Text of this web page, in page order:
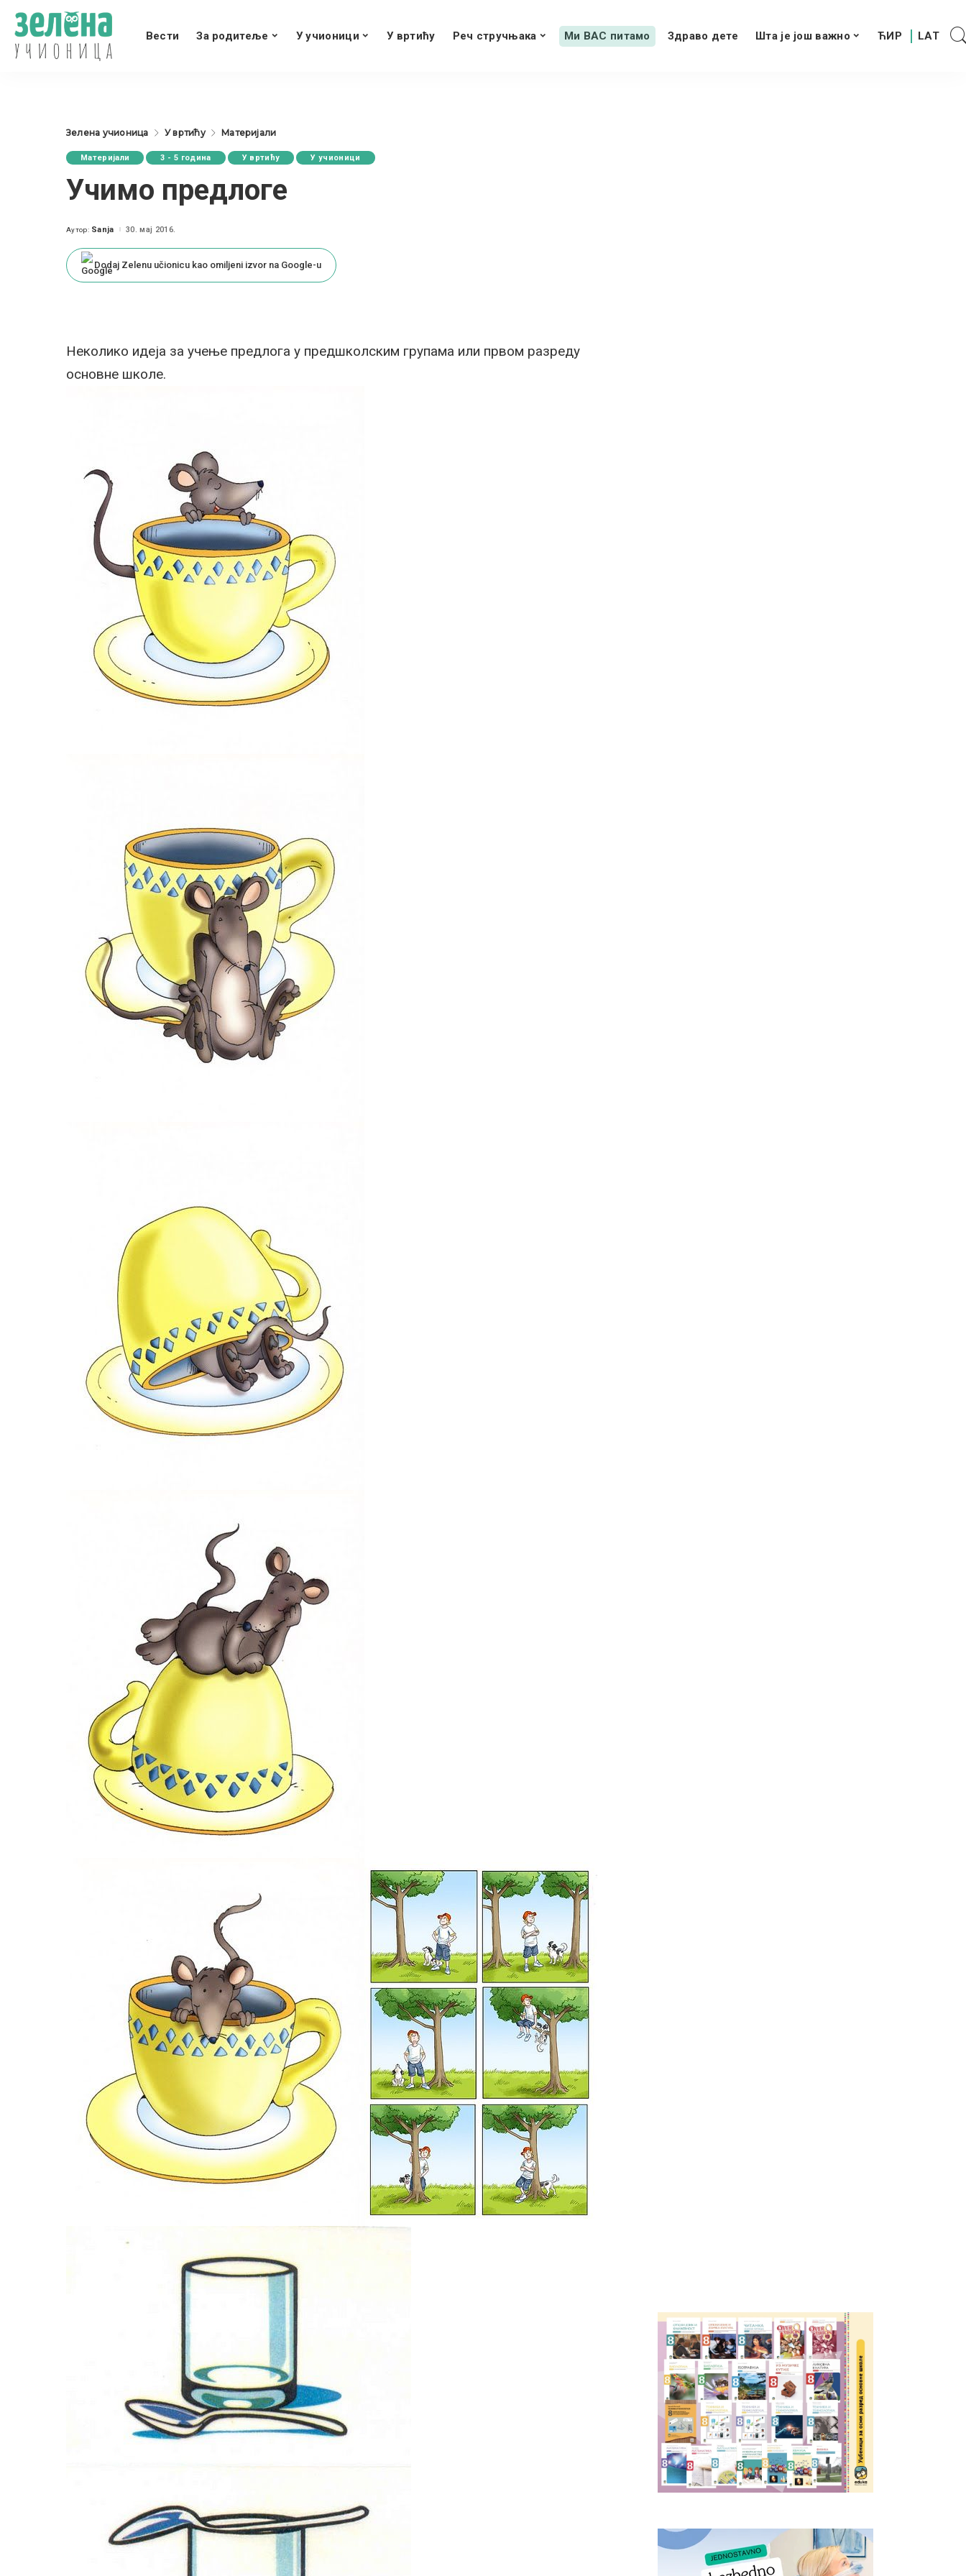
Вести За родитеље У учионици У вртићу Реч стручњака Ми ВАС питамо Здраво дете Шта је још важно
Зелена учионица У вртићу Материјали
Материјали 3 - 5 година У вртићу У учионици
Учимо предлоге
Posted
Аутор: Sanja 30. мај 2016.
Dodaj Zelenu učionicu kao omiljeni izvor na Google-u
Неколико идеја за учење предлога у предшколским групама или првом разреду
основне школе.